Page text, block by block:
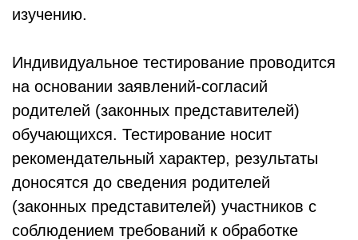
изучению.
Индивидуальное тестирование проводится
на основании заявлений-согласий
родителей (законных представителей)
обучающихся. Тестирование носит
рекомендательный характер, результаты
доносятся до сведения родителей
(законных представителей) участников с
соблюдением требований к обработке